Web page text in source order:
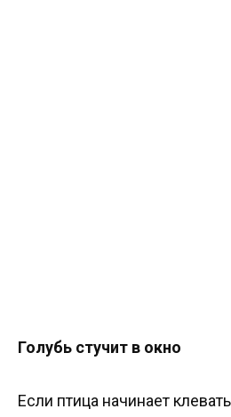
Голубь стучит в окно
Если птица начинает